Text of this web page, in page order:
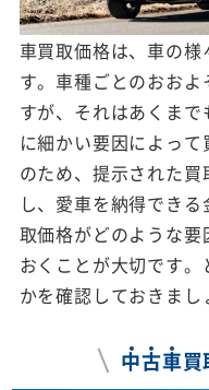
車買取価格は、車の
す。車種ごとのおお
すが、それはあくま
に細かい要因によっ
のため、提示された
し、愛車を納得でき
取価格がどのような
おくことが大切です
かを確認しておきまし
中古車